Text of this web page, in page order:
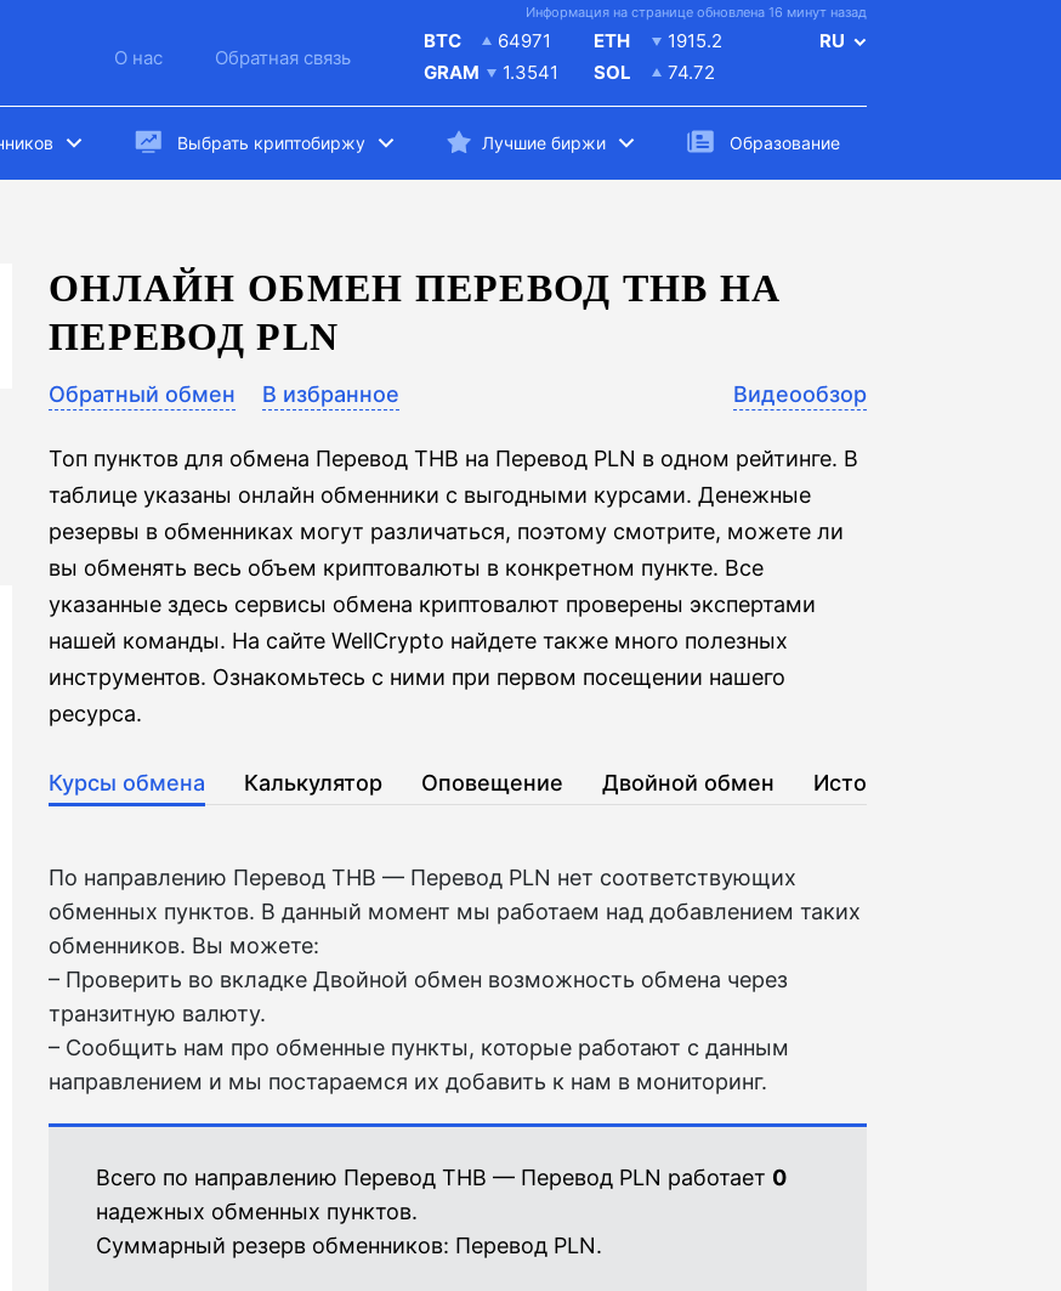
Информация на странице обновлена 16 минут назад
О нас Обратная связь
BTC
64971
GRAM
1.3541
ETH
1915.2
SOL
74.72
RU
Выбрать криптобиржу Лучшие биржи Образование
ОНЛАЙН ОБМЕН ПЕРЕВОД THB НА
ПЕРЕВОД PLN
Обратный обмен В избранное Видеообзор
Топ пунктов для обмена Перевод THB на Перевод PLN в одном рейтинге. В
таблице указаны онлайн обменники с выгодными курсами. Денежные
резервы в обменниках могут различаться, поэтому смотрите, можете ли
вы обменять весь объем криптовалюты в конкретном пункте. Все
указанные здесь сервисы обмена криптовалют проверены экспертами
нашей команды. На сайте WellCrypto найдете также много полезных
инструментов. Ознакомьтесь с ними при первом посещении нашего
ресурса.
Курсы обмена Калькулятор Оповещение Двойной обмен История
По направлению Перевод THB — Перевод PLN нет соответствующих
обменных пунктов. В данный момент мы работаем над добавлением таких
обменников. Вы можете:
– Проверить во вкладкe Двойной обмен возможность обмена через
транзитную валюту.
– Сообщить нам про обменные пункты, которые работают с данным
направлением и мы постараемся их добавить к нам в мониторинг.
Всего по направлению Перевод THB — Перевод PLN работает 0
надежных обменных пунктов.
Суммарный резерв обменников: Перевод PLN.